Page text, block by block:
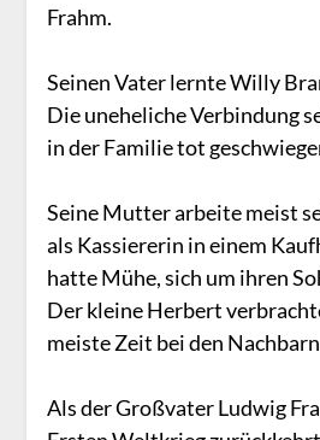
Frahm.
Seinen Vater lernte Willy
Die uneheliche Verbindung
in der Familie tot
Seine Mutter arbeite meist
als Kassiererin in einem
hatte Mühe, sich um ihren
Der kleine Herbert
meiste Zeit bei den
Als der Großvater Ludwig